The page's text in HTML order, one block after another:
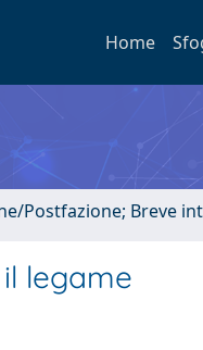
Home
Postfazione; Breve
legame